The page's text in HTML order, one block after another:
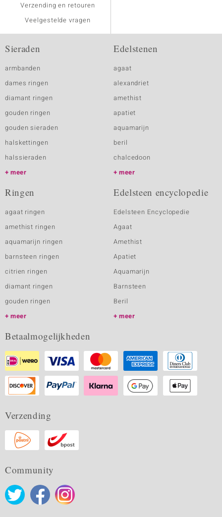
Verzending en retouren
Veelgestelde vragen
Sieraden
armbanden
dames ringen
diamant ringen
gouden ringen
gouden sieraden
halskettingen
halssieraden
meer
Edelstenen
agaat
alexandriet
amethist
apatiet
aquamarijn
beril
chalcedoon
meer
Ringen
agaat ringen
amethist ringen
aquamarijn ringen
barnsteen ringen
citrien ringen
diamant ringen
gouden ringen
meer
Edelsteen encyclopedie
Edelsteen Encyclopedie
Agaat
Amethist
Apatiet
Aquamarijn
Barnsteen
Beril
meer
Betaalmogelijkheden
Verzending
Community